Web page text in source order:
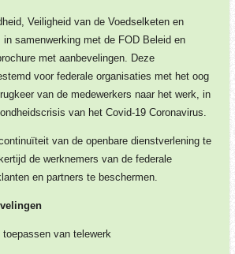
Veiligheid van de Voedselketen en
in samenwerking met de FOD Beleid en
met aanbevelingen. Deze
voor federale organisaties met het oog
van de medewerkers naar het werk, in
van het Covid-19 Coronavirus.
van de openbare dienstverlening te
de werknemers van de federale
en partners te beschermen.
van telewerk